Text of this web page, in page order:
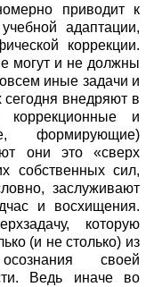
приводит к
адаптации,
коррекции.
могут и не должны
иные задачи и
сегодня внедряют в
коррекционные и
формирующие)
они это «сверх
собственных сил,
заслуживают
и восхищения.
которую
(и не столько) из
своей
Ведь иначе во